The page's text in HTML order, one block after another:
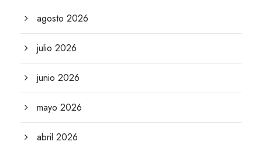
agosto 2026
julio 2026
junio 2026
mayo 2026
abril 2026